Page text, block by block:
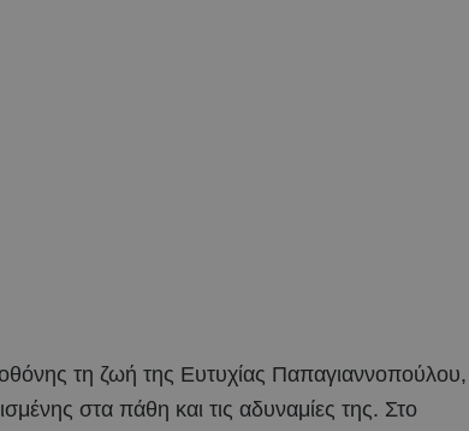
οθόνης τη ζωή της Ευτυχίας Παπαγιαννοπούλου,
στα πάθη και τις αδυναμίες της. Στο